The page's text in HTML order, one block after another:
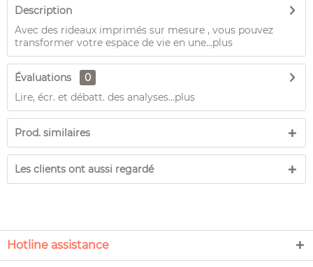
Description
Avec des rideaux imprimés sur mesure , vous pouvez
transformer votre espace de vie en une...plus
Évaluations
0
Lire, écr. et débatt. des analyses…plus
Prod. similaires
Les clients ont aussi regardé
Hotline assistance